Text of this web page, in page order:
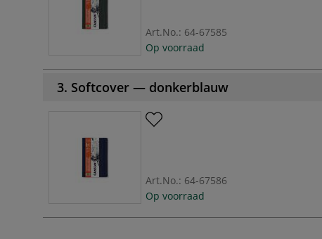
Art.No.: 64-67585
Op voorraad
3. Softcover — donkerblauw
Art.No.: 64-67586
Op voorraad